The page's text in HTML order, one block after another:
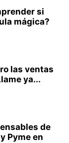
si
mágica?
las ventas
ya...
de
Pyme en